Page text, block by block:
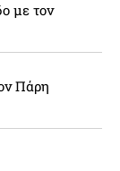
με τον
Πάρη